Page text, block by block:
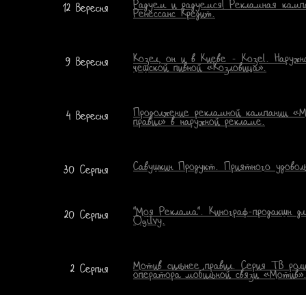
12 Вересня
Радуем и радуемся! Рекламная
Ренессанс Кредит.
9 Вересня
Козел, он и в Киеве - Kozel.
чешской пивной «Козловица».
4 Вересня
Продолжение рекламной кампании
правил» в наружной рекламе.
30 Серпня Савушкин Продукт. Приятного
20 Серпня
"Моя Реклама". Кинограф-продакшн
Ogilvy.
2 Серпня
Мотив сильнее правил. Серия ТВ
оператора мобильной связи «Мотив».